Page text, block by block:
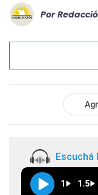
Por
Escuchá
1 1.5